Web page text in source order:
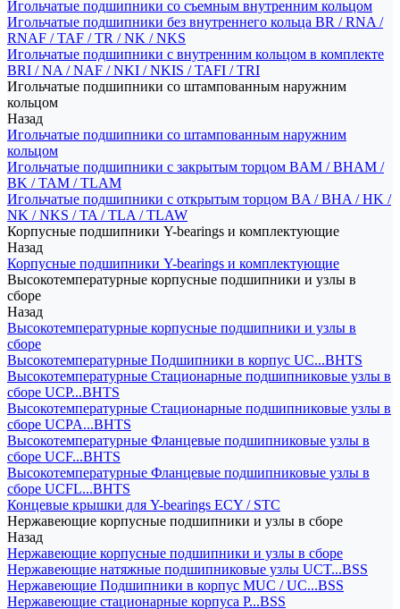
Игольчатые подшипники со съемным внутренним кольцом
Игольчатые подшипники без внутреннего кольца BR / RNA /
RNAF / TAF / TR / NK / NKS
Игольчатые подшипники с внутренним кольцом в комплекте
BRI / NA / NAF / NKI / NKIS / TAFI / TRI
Игольчатые подшипники со штампованным наружним
кольцом
Назад
Игольчатые подшипники со штампованным наружним
кольцом
Игольчатые подшипники с закрытым торцом BAM / BHAM /
BK / TAM / TLAM
Игольчатые подшипники с открытым торцом BA / BHA / HK /
NK / NKS / TA / TLA / TLAW
Корпусные подшипники Y-bearings и комплектующие
Назад
Корпусные подшипники Y-bearings и комплектующие
Высокотемпературные корпусные подшипники и узлы в
сборе
Назад
Высокотемпературные корпусные подшипники и узлы в
сборе
Высокотемпературные Подшипники в корпус UC...BHTS
Высокотемпературные Стационарные подшипниковые узлы в
сборе UCP...BHTS
Высокотемпературные Стационарные подшипниковые узлы в
сборе UCPA...BHTS
Высокотемпературные Фланцевые подшипниковые узлы в
сборе UCF...BHTS
Высокотемпературные Фланцевые подшипниковые узлы в
сборе UCFL...BHTS
Концевые крышки для Y-bearings ECY / STC
Нержавеющие корпусные подшипники и узлы в сборе
Назад
Нержавеющие корпусные подшипники и узлы в сборе
Нержавеющие натяжные подшипниковые узлы UCT...BSS
Нержавеющие Подшипники в корпус MUC / UC...BSS
Нержавеющие стационарные корпуса P...BSS